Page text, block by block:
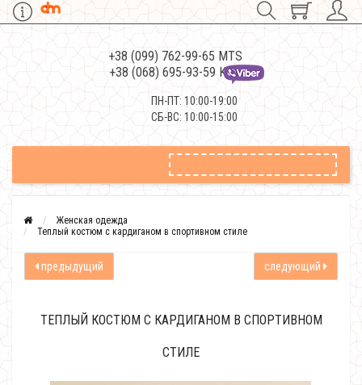
+38 (099) 762-99-65 MTS
+38 (068) 695-93-59 Kievstar
ПН-ПТ: 10:00-19:00
СБ-ВС: 10:00-15:00
Женская одежда
Теплый костюм с кардиганом в спортивном стиле
предыдущий следующий
ТЕПЛЫЙ КОСТЮМ С КАРДИГАНОМ В СПОРТИВНОМ
СТИЛЕ